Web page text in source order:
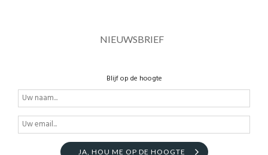
NIEUWSBRIEF
Blijf op de hoogte
JA, HOU ME OP DE HOOGTE